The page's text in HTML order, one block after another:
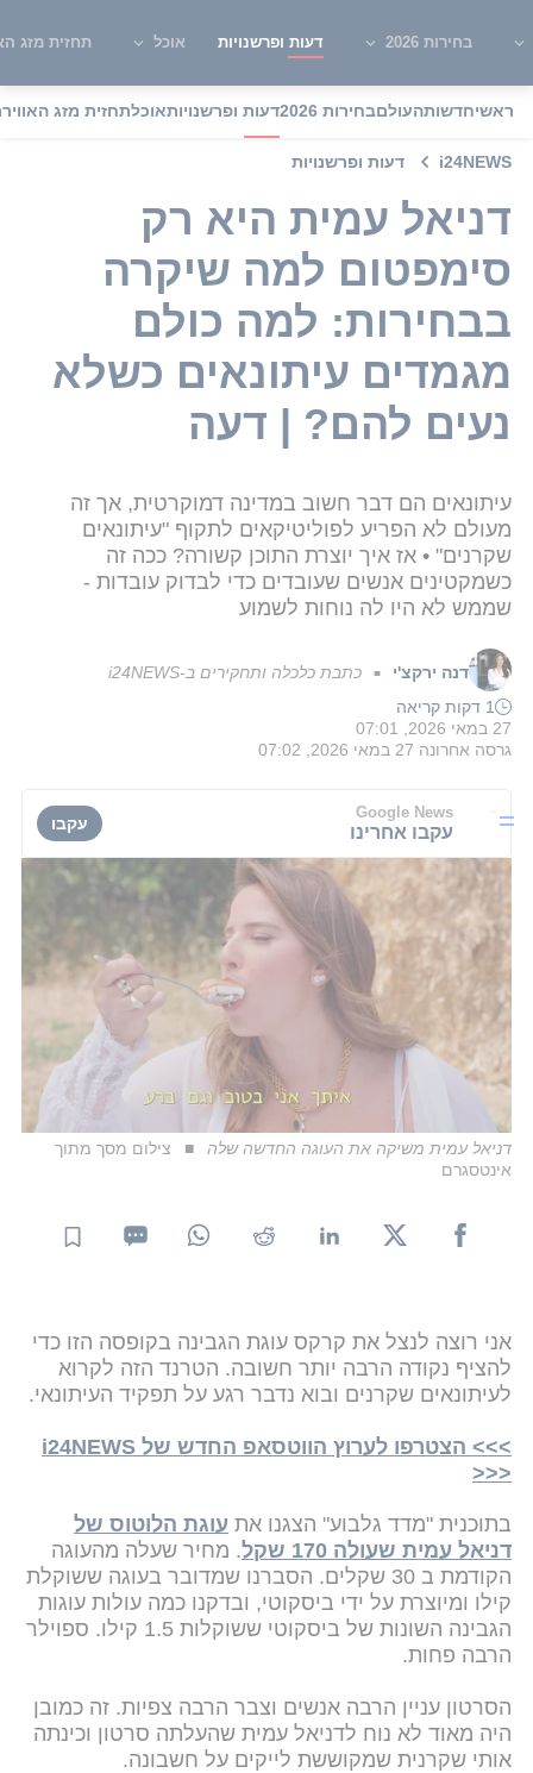
בחירות 2026 דעות ופרשנויות אוכל תחזית מזג
ראשיחדשותהעולםבחירות 2026 דעות ופרשנויותאוכלתחזית מזג האוויר
i24NEWS דעות ופרשנויות
דניאל עמית היא רק
סימפטום למה שיקרה
בבחירות: למה כולם
מגמדים עיתונאים כשלא
נעים להם? | דעה
עיתונאים הם דבר חשוב במדינה דמוקרטית, אך זה
מעולם לא הפריע לפוליטיקאים לתקוף "עיתונאים
שקרנים" • אז איך יוצרת התוכן קשורה? ככה זה
כשמקטינים אנשים שעובדים כדי לבדוק עובדות -
שממש לא היו לה נוחות לשמוע
דנה ירקצ'י ■ כתבת כלכלה ותחקירים ב-i24NEWS
1 דקות קריאה
27 במאי 2026, 07:01
גרסה אחרונה 27 במאי 2026, 07:02
Google News
עקבו אחרינו עקבו
דניאל עמית משיקה את העוגה החדשה שלה
צילום מסך מתוך
אינטסגרם
אני רוצה לנצל את קרקס עוגת הגבינה בקופסה הזו כדי
להציף נקודה הרבה יותר חשובה. הטרנד הזה לקרוא
לעיתונאים שקרנים ובוא נדבר רגע על תפקיד העיתונאי.
>>> הצטרפו לערוץ הווטסאפ החדש של i24NEWS
<<<
בתוכנית "מדד גלבוע" הצגנו את עוגת הלוטוס של
דניאל עמית שעולה 170 שקל
. מחיר שעלה מהעוגה
הקודמת ב 30 שקלים. הסברנו שמדובר בעוגה ששוקלת
קילו ומיוצרת על ידי ביסקוטי, ובדקנו כמה עולות עוגות
הגבינה השונות של ביסקוטי ששוקלות 1.5 קילו. ספוילר
הרבה פחות.
הסרטון עניין הרבה אנשים וצבר הרבה צפיות. זה כמובן
היה מאוד לא נוח לדניאל עמית שהעלתה סרטון וכינתה
אותי שקרנית שמקוששת לייקים על חשבונה.